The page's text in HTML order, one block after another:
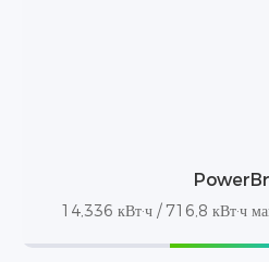
14,336 кВт·ч / 716,8 кВт·ч